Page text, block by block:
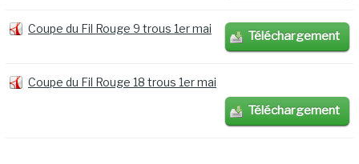
Coupe du Fil Rouge 9 trous 1er mai Téléchargement
Coupe du Fil Rouge 18 trous 1er mai
Téléchargement